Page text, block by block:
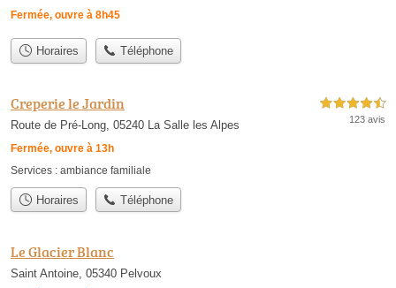
Fermée, ouvre à 8h45
Horaires Téléphone
Creperie le Jardin
Route de Pré-Long, 05240 La Salle les Alpes
Fermée, ouvre à 13h
4,5 étoiles sur 5
123 avis
Services : ambiance familiale
Horaires Téléphone
Le Glacier Blanc
Saint Antoine, 05340 Pelvoux